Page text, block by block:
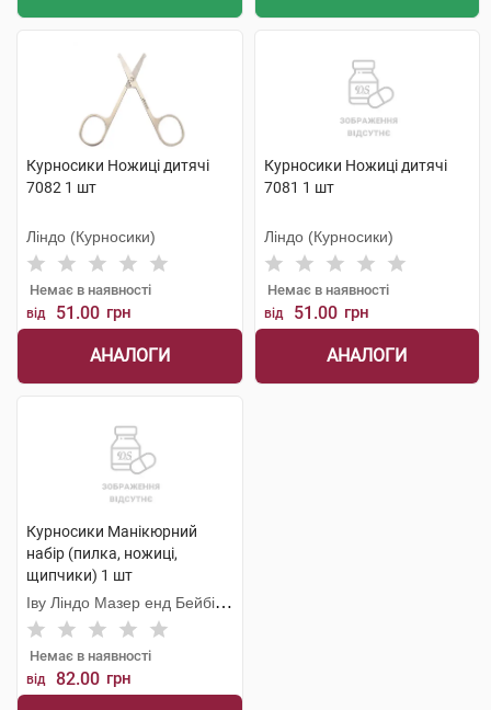
Курносики Ножиці дитячі
7082 1 шт
Ліндо (Курносики)
Немає в наявності
від 51.00 грн
АНАЛОГИ
Курносики Ножиці дитячі
7081 1 шт
Ліндо (Курносики)
Немає в наявності
від 51.00 грн
АНАЛОГИ
Курносики Манікюрний
набір (пилка, ножиці,
щипчики) 1 шт
Іву Ліндо Мазер енд Бейбі
Продактс
Немає в наявності
від 82.00 грн